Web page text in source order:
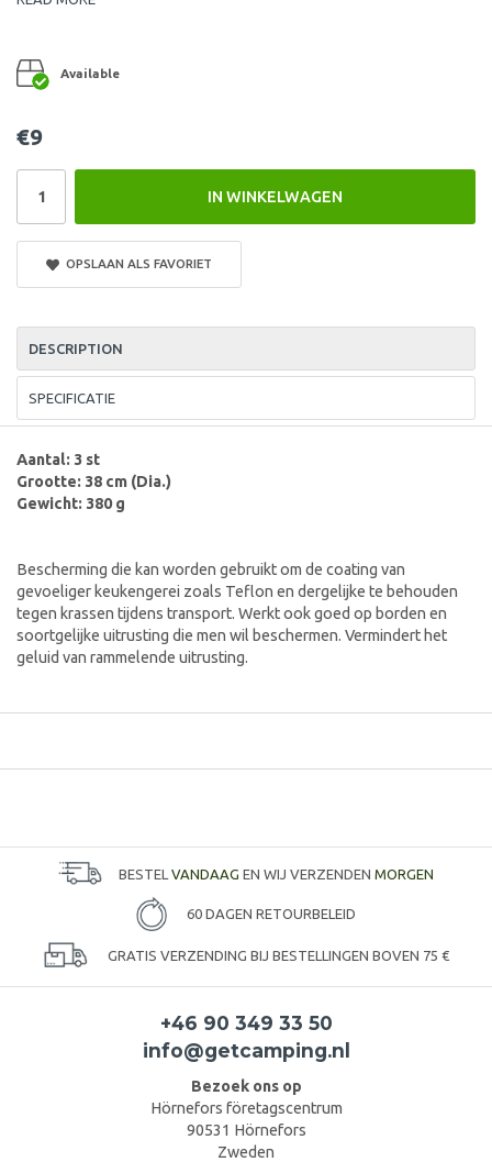
Available
€9
IN WINKELWAGEN
OPSLAAN ALS FAVORIET
DESCRIPTION
SPECIFICATIE
Aantal: 3 st
Grootte: 38 cm (Dia.)
Gewicht: 380 g
Bescherming die kan worden gebruikt om de coating van
gevoeliger keukengerei zoals Teflon en dergelijke te behouden
tegen krassen tijdens transport. Werkt ook goed op borden en
soortgelijke uitrusting die men wil beschermen. Vermindert het
geluid van rammelende uitrusting.
BESTEL VANDAAG EN WIJ VERZENDEN MORGEN
60 DAGEN RETOURBELEID
GRATIS VERZENDING BIJ BESTELLINGEN BOVEN 75 €
+46 90 349 33 50
info@getcamping.nl
Bezoek ons op
Hörnefors företagscentrum
90531 Hörnefors
Zweden